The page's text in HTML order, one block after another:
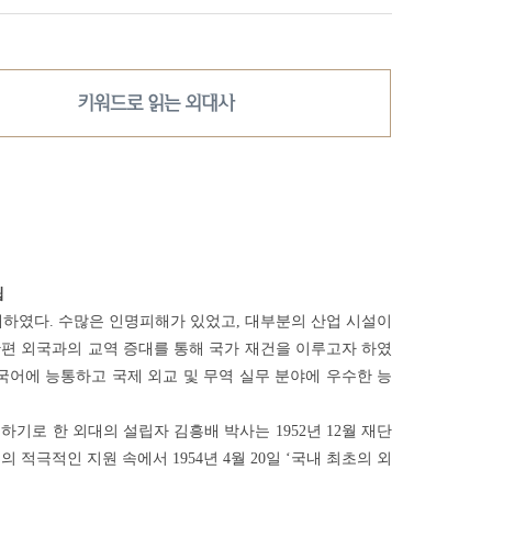
키워드로 읽는 외대사
였다. 수많은 인명피해가 있었고, 대부분의 산업 시설이
외국과의 교역 증대를 통해 국가 재건을 이루고자 하였
에 능통하고 국제 외교 및 무역 실무 분야에 우수한 능
로 한 외대의 설립자 김흥배 박사는 1952년 12월 재단
적극적인 지원 속에서 1954년 4월 20일 ‘국내 최초의 외